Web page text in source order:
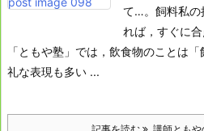
て…。 飼料私の
れば，すぐに
「ともや塾」では，飲食物のことは「
礼な表現も多い ...